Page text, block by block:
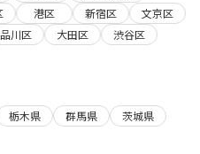
港区 新宿区
文京区
品川区 大田区
渋谷区
栃木県 群馬県
茨城県